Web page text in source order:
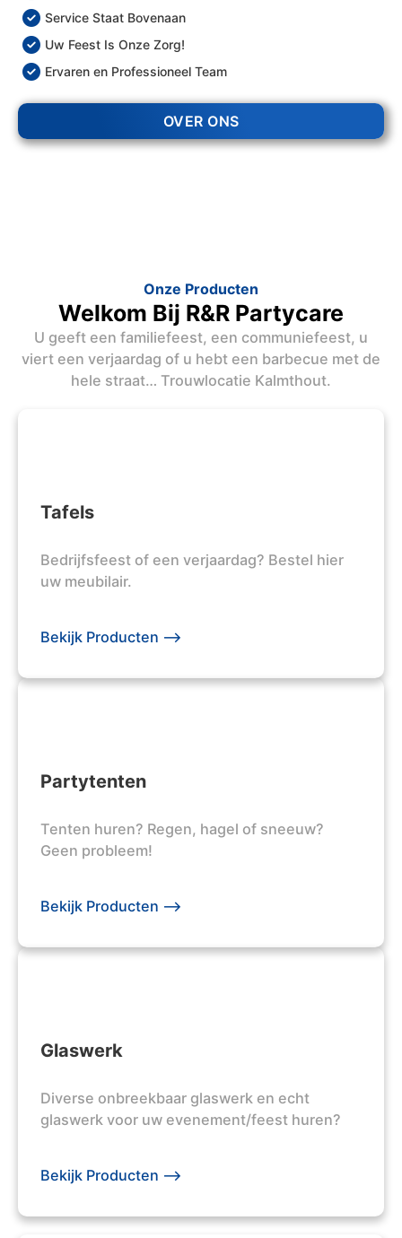
Service Staat Bovenaan
Uw Feest Is Onze Zorg!
Ervaren en Professioneel Team
OVER ONS
Onze Producten
Welkom Bij R&R Partycare
U geeft een familiefeest, een communiefeest, u
viert een verjaardag of u hebt een barbecue met de
hele straat… Trouwlocatie Kalmthout.
Tafels
Bedrijfsfeest of een verjaardag? Bestel hier
uw meubilair.
Bekijk Producten -->
Partytenten
Tenten huren? Regen, hagel of sneeuw?
Geen probleem!
Bekijk Producten -->
Glaswerk
Diverse onbreekbaar glaswerk en echt
glaswerk voor uw evenement/feest huren?
Bekijk Producten -->